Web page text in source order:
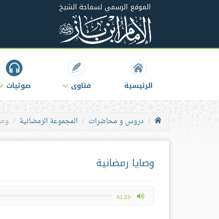
الموقع الرسمي لسماحة الشيخ
الرئيسية فتاوى صوتيات
دروس و محاضرات المجموعة الرمضانية
وصايا رمضانية
-61:23
max volume